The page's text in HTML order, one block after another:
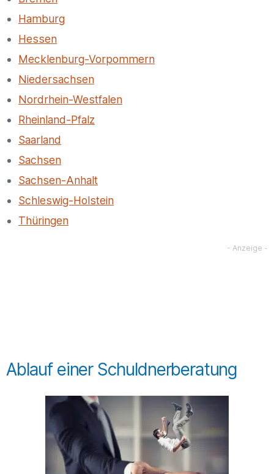
Hamburg
Hessen
Mecklenburg-Vorpommern
Niedersachsen
Nordrhein-Westfalen
Rheinland-Pfalz
Saarland
Sachsen
Sachsen-Anhalt
Schleswig-Holstein
Thüringen
Ablauf einer Schuldnerberatung